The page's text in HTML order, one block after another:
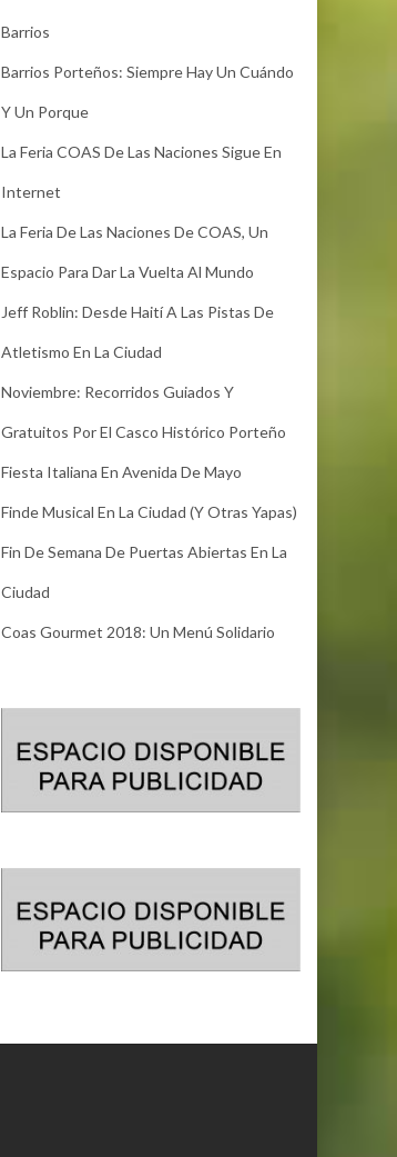
Barrios
Barrios Porteños: Siempre Hay Un Cuándo
Y Un Porque
La Feria COAS De Las Naciones Sigue En
Internet
La Feria De Las Naciones De COAS, Un
Espacio Para Dar La Vuelta Al Mundo
Jeff Roblin: Desde Haití A Las Pistas De
Atletismo En La Ciudad
Noviembre: Recorridos Guiados Y
Gratuitos Por El Casco Histórico Porteño
Fiesta Italiana En Avenida De Mayo
Finde Musical En La Ciudad (y Otras Yapas)
Fin De Semana De Puertas Abiertas En La
Ciudad
Coas Gourmet 2018: Un Menú Solidario